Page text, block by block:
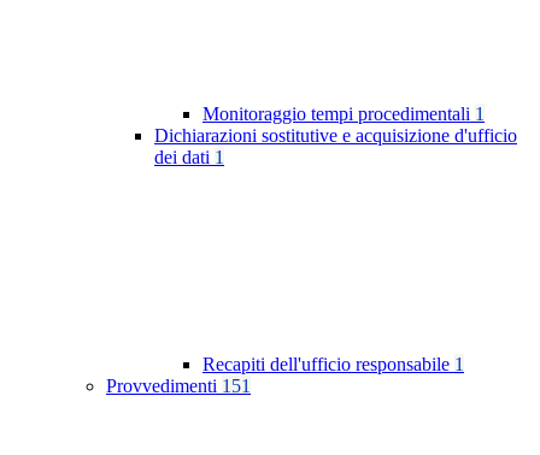
Monitoraggio tempi procedimentali 1
Dichiarazioni sostitutive e acquisizione d'ufficio
dei dati 1
Recapiti dell'ufficio responsabile 1
Provvedimenti 151